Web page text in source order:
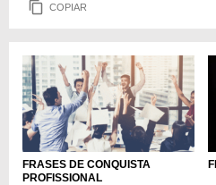
COPIAR
FRASES DE CONQUISTA
PROFISSIONAL